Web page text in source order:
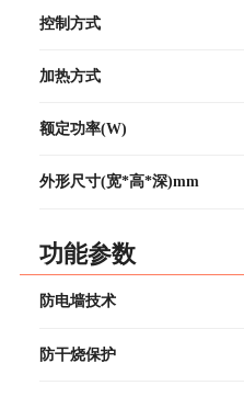
控制方式
加热方式
额定功率(W)
外形尺寸(宽*高*深)mm
功能参数
防电墙技术
防干烧保护